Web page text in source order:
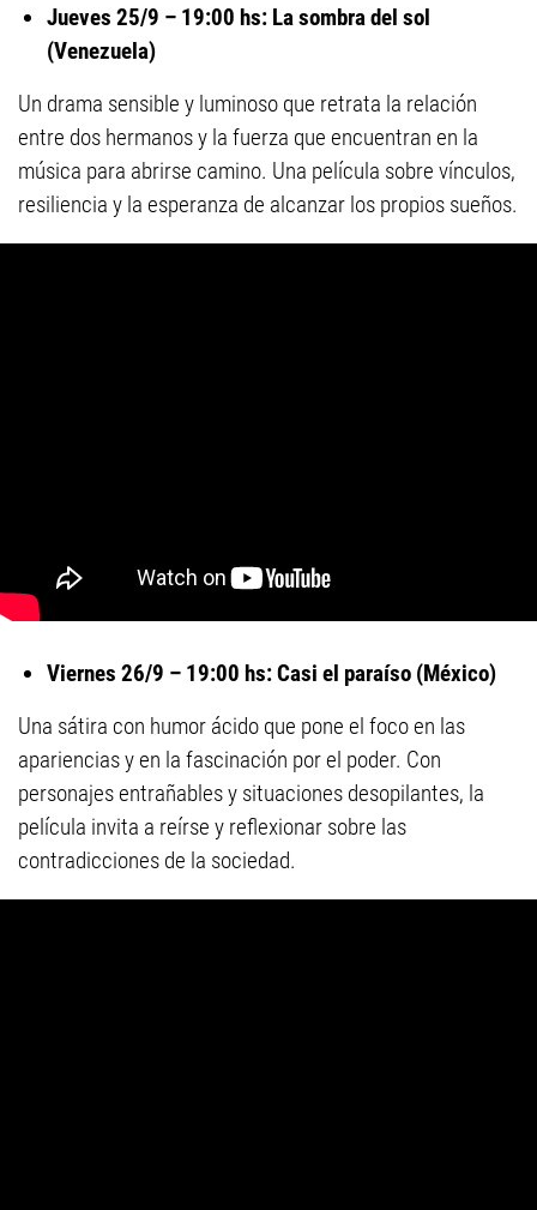
Jueves 25/9 – 19:00 hs: La sombra del sol
(Venezuela)
Un drama sensible y luminoso que retrata la relación
entre dos hermanos y la fuerza que encuentran en la
música para abrirse camino. Una película sobre vínculos,
resiliencia y la esperanza de alcanzar los propios sueños.
Viernes 26/9 – 19:00 hs: Casi el paraíso (México)
Una sátira con humor ácido que pone el foco en las
apariencias y en la fascinación por el poder. Con
personajes entrañables y situaciones desopilantes, la
película invita a reírse y reflexionar sobre las
contradicciones de la sociedad.